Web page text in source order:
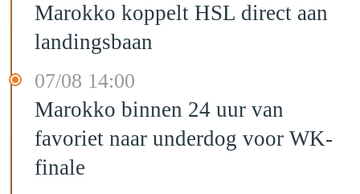
Marokko koppelt HSL direct aan
landingsbaan
07/08 14:00
Marokko binnen 24 uur van
favoriet naar underdog voor WK-
finale